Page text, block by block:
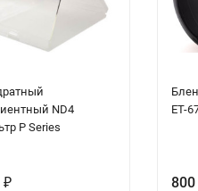
ND4
P Series
₽
ET-
800